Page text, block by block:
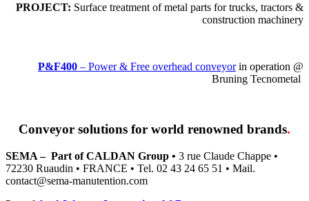
PROJECT: Surface treatment ofmetal parts for trucks, tractors &
construction machinery
P&F400 – Power & Free overhead conveyorin operation @
Bruning Tecnometal
Conveyor solutions for world renowned brands.
SEMA – Part of CALDAN Group • 3 rue Claude Chappe •
72230 Ruaudin • FRANCE • Tel. 02 43 24 65 51 • Mail.
contact@sema-manutention.com